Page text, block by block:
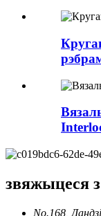
звяжыцеся
No.168,